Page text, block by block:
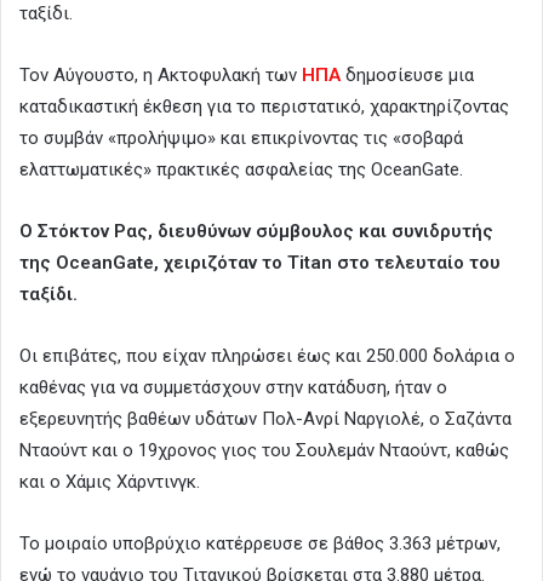
ταξίδι.
Τον Αύγουστο, η Ακτοφυλακή των ΗΠΑδημοσίευσε μια
καταδικαστική έκθεση για το περιστατικό, χαρακτηρίζοντας
το συμβάν «προλήψιμο» και επικρίνοντας τις «σοβαρά
ελαττωματικές» πρακτικές ασφαλείας της OceanGate.
Ο Στόκτον Ρας, διευθύνων σύμβουλος και συνιδρυτής
της OceanGate, χειριζόταν το Titan στο τελευταίο του
ταξίδι.
Οι επιβάτες, που είχαν πληρώσει έως και 250.000 δολάρια ο
καθένας για να συμμετάσχουν στην κατάδυση, ήταν ο
εξερευνητής βαθέων υδάτων Πολ-Ανρί Ναργιολέ, ο Σαζάντα
Νταούντ και ο 19χρονος γιος του Σουλεμάν Νταούντ, καθώς
και ο Χάμις Χάρντινγκ.
Το μοιραίο υποβρύχιο κατέρρευσε σε βάθος 3.363 μέτρων,
ενώ το ναυάγιο του Τιτανικού βρίσκεται στα 3.880 μέτρα.